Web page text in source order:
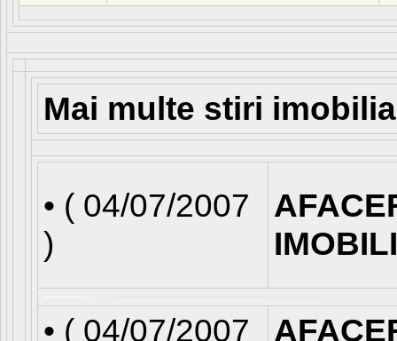
Mai multe stiri
• ( 04/07/2007
)
• ( 04/07/2007